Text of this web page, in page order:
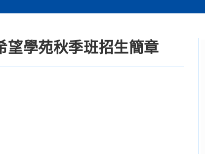
望學苑秋季班招生簡章